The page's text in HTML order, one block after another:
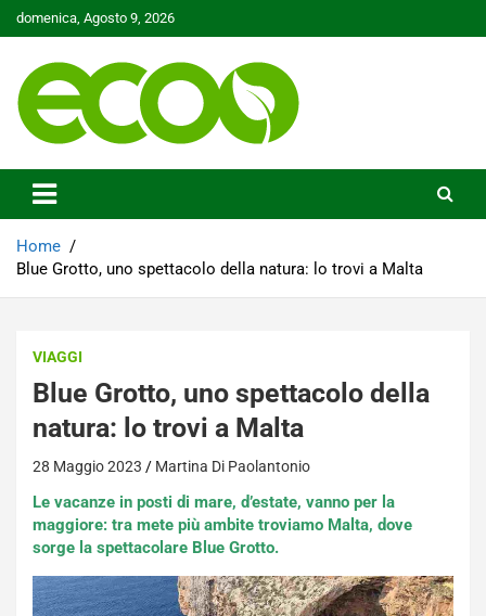
Skip
to
domenica, Agosto 9, 2026
Ecoo.it
Home
Blue Grotto, uno spettacolo della natura: lo trovi a Malta
VIAGGI
Blue Grotto, uno spettacolo della
natura: lo trovi a Malta
28 Maggio 2023 Martina Di Paolantonio
Le vacanze in posti di mare, d’estate, vanno per la
maggiore: tra mete più ambite troviamo Malta, dove
sorge la spettacolare Blue Grotto.